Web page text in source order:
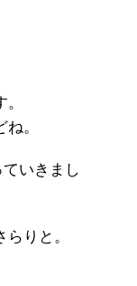
。
いきまし
りと。